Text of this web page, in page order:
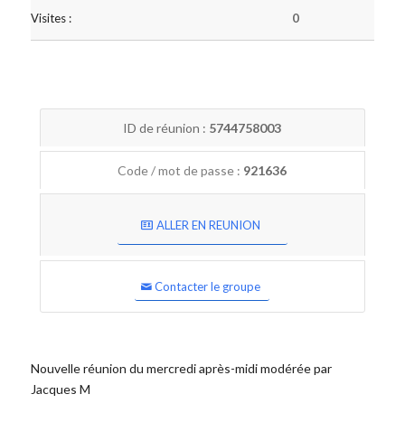
Visites : 0
ID de réunion : 5744758003
Code / mot de passe : 921636
ALLER EN REUNION
Contacter le groupe
Nouvelle réunion du mercredi après-midi modérée par
Jacques M